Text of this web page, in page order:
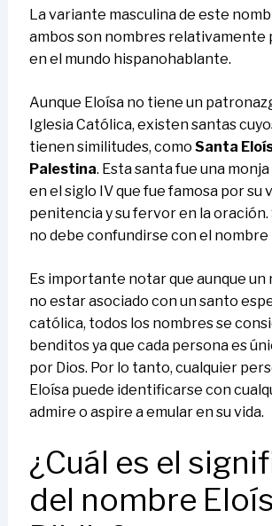
La variante masculina de este
ambos son nombres relativamente
en el mundo hispanohablante.
Aunque Eloísa no tiene un
Iglesia Católica, existen santas
tienen similitudes, como Santa
Palestina. Esta santa fue una
en el siglo IV que fue famosa por su
penitencia y su fervor en la oración.
no debe confundirse con el nombre
Es importante notar que aunque un
no estar asociado con un santo
católica, todos los nombres se
benditos ya que cada persona es
por Dios. Por lo tanto, cualquier
Eloísa puede identificarse con
admire o aspire a emular en su vida.
¿Cuál es el
del nombre